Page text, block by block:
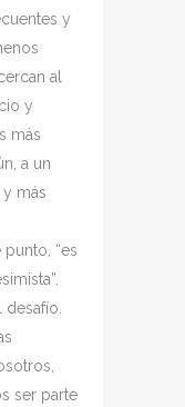
y
al
y
más
a un
más
“es
ser parte